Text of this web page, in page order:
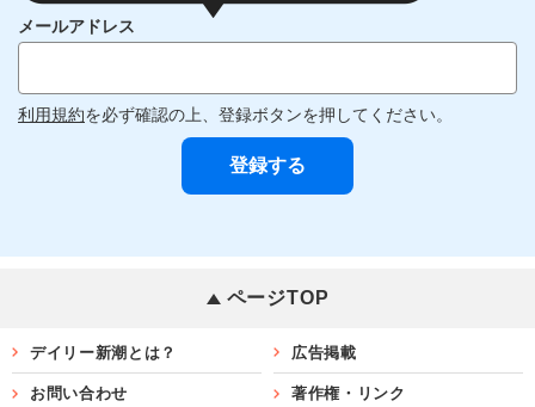
メールアドレス
利用規約を必ず確認の上、登録ボタンを押してください。
ページTOP
デイリー新潮とは？ 広告掲載
お問い合わせ 著作権・リンク